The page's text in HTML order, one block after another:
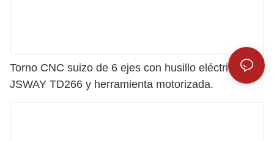
Torno CNC suizo de 6 ejes con husillo eléctrico
JSWAY TD266 y herramienta motorizada.